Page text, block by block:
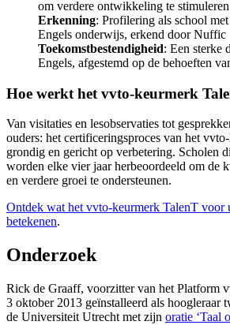
om verdere ontwikkeling te stimuleren
Erkenning: Profilering als school
Engels onderwijs, erkend door Nuffic
Toekomstbestendigheid: Een sterke
Engels, afgestemd op de behoeften
Hoe werkt het vvto-keurmerk
Van visitaties en lesobservaties tot
ouders: het certificeringsproces van het
grondig en gericht op verbetering. Scholen
worden elke vier jaar herbeoordeeld om de
en verdere groei te ondersteunen.
Ontdek wat het vvto-keurmerk TalenT voor
betekenen.
Onderzoek
Rick de Graaff, voorzitter van het Platform
3 oktober 2013 geïnstalleerd als hoogleraar
de Universiteit Utrecht met zijn oratie ‘Taal